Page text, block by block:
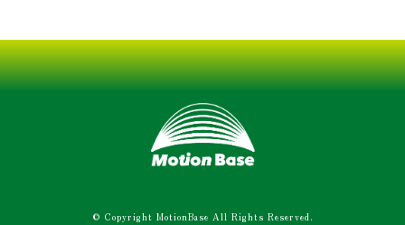
© Copyright MotionBase All Rights Reserved.